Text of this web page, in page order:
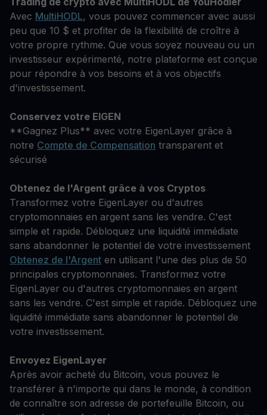
Avec MultiHODL, vous pouvez commencer avec aussi
peu que 10 $ et profiter de la flexibilité de croître à
votre propre rythme. Que vous soyez nouveau ou un
investisseur expérimenté, notre plateforme est conçue
pour répondre à vos besoins et à vos objectifs
d'investissement.
Conservez votre EIGEN
**Gagnez Plus** avec votre EigenLayer grâce à
notre Compte de Compensation transparent et
sécurisé
Obtenez de l'Argent grâce à vos Cryptos
Transformez votre EigenLayer ou d'autres
cryptomonnaies en argent sans les vendre. C'est
simple et rapide. Débloquez une liquidité immédiate
sans abandonner le potentiel de votre investissement
Obtenez de l'Argent en utilisant l'une des plus de 50
principales cryptomonnaies. Transformez votre
EigenLayer ou d'autres cryptomonnaies en argent
sans les vendre. C'est simple et rapide. Débloquez une
liquidité immédiate sans abandonner le potentiel de
votre investissement.
Envoyez EigenLayer
Après avoir acheté du Bitcoin, vous pouvez le
transférer à n'importe qui dans le monde, à condition
de connaître son adresse de portefeuille Bitcoin, ou